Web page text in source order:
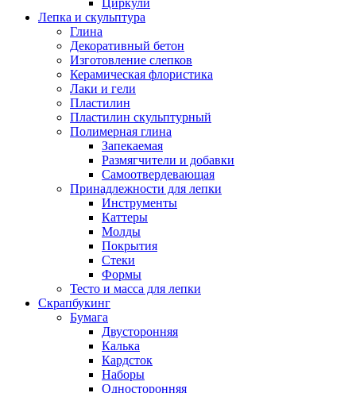
Циркули
Лепка и скульптура
Глина
Декоративный бетон
Изготовление слепков
Керамическая флористика
Лаки и гели
Пластилин
Пластилин скульптурный
Полимерная глина
Запекаемая
Размягчители и добавки
Самоотвердевающая
Принадлежности для лепки
Инструменты
Каттеры
Молды
Покрытия
Стеки
Формы
Тесто и масса для лепки
Скрапбукинг
Бумага
Двусторонняя
Калька
Кардсток
Наборы
Односторонняя